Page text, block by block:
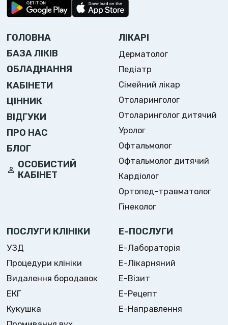
ГОЛОВНА
БАЗА ЛІКІВ
ОБЛАДНАННЯ
КАБІНЕТИ
ЦІННИК
ВІДГУКИ
ПРО НАС
БЛОГ
ОСОБИСТИЙ
КАБІНЕТ
ЛІКАРІ
Дерматолог
Педіатр
Сімейний лікар
Отоларинголог
Отоларинголог дитячий
Уролог
Офтальмолог
Офтальмолог дитячий
Кардіолог
Ортопед-травматолог
Гінеколог
ПОСЛУГИ КЛІНІКИ
УЗД
Процедури клініки
Видалення бородавок
ЕКГ
Кукушка
Е-ПОСЛУГИ
Е-Лабораторія
Е-Лікарняний
Е-Візит
Е-Рецепт
Е-Направлення